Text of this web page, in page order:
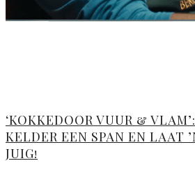
‘KOKKEDOOR VUUR &
KELDER EEN SPAN EN LAAT
JUIG!